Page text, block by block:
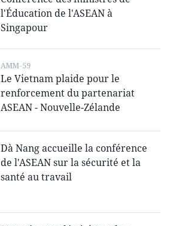
l'Éducation de l'ASEAN à
Singapour
AMM-59
Le Vietnam plaide pour le
renforcement du partenariat
ASEAN - Nouvelle-Zélande
Dà Nang accueille la conférence
de l'ASEAN sur la sécurité et la
santé au travail